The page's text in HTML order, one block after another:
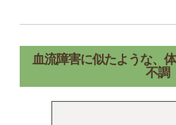
血流障害に似たような、
不調